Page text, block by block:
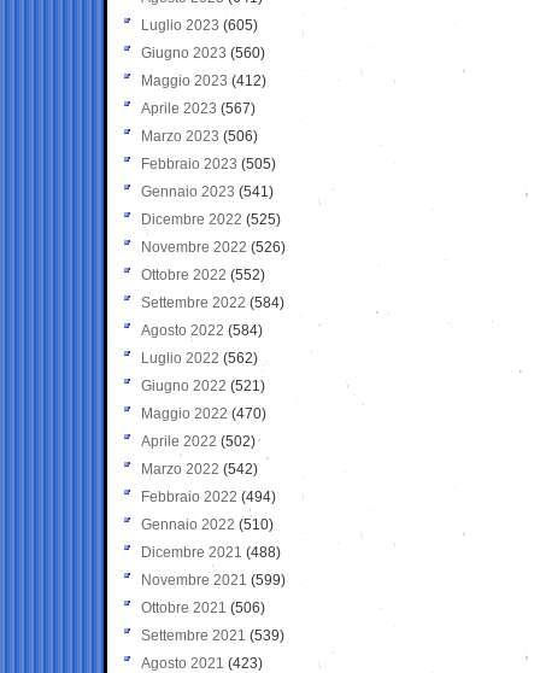
Luglio 2023 (605)
Giugno 2023 (560)
Maggio 2023 (412)
Aprile 2023 (567)
Marzo 2023 (506)
Febbraio 2023 (505)
Gennaio 2023 (541)
Dicembre 2022 (525)
Novembre 2022 (526)
Ottobre 2022 (552)
Settembre 2022 (584)
Agosto 2022 (584)
Luglio 2022 (562)
Giugno 2022 (521)
Maggio 2022 (470)
Aprile 2022 (502)
Marzo 2022 (542)
Febbraio 2022 (494)
Gennaio 2022 (510)
Dicembre 2021 (488)
Novembre 2021 (599)
Ottobre 2021 (506)
Settembre 2021 (539)
Agosto 2021 (423)